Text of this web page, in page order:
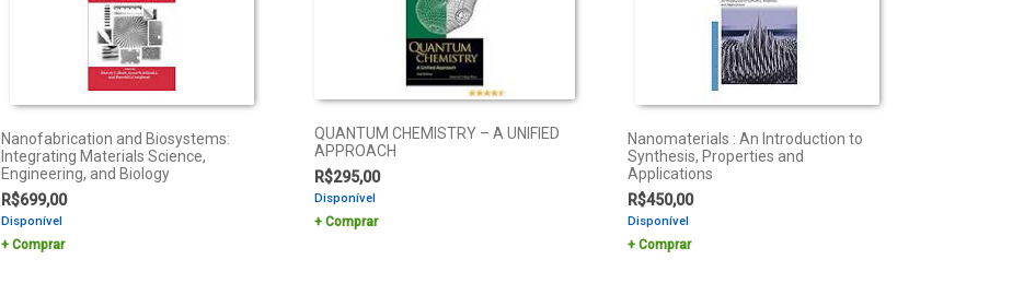
Nanofabrication and Biosystems:
Integrating Materials Science,
Engineering, and Biology
R$699,00
Disponível
Comprar
QUANTUM CHEMISTRY – A UNIFIED
APPROACH
R$295,00
Disponível
Comprar
Nanomaterials : An Introduction to
Synthesis, Properties and
Applications
R$450,00
Disponível
Comprar